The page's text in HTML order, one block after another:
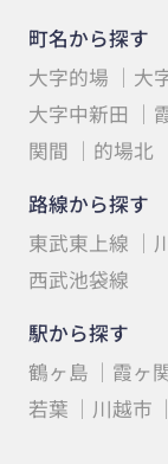
町名から探す
大字的場
大
大字中新田
関間
的場北
路線から探す
東武東上線
西武池袋線
駅から探す
鶴ヶ島
霞ヶ
若葉
川越市